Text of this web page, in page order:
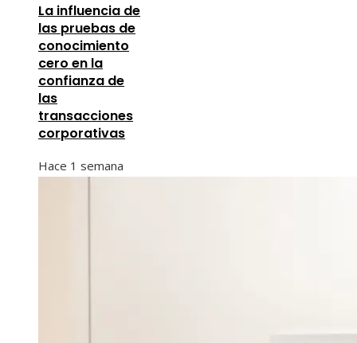
La influencia de
las pruebas de
conocimiento
cero en la
confianza de
las
transacciones
corporativas
Hace 1 semana